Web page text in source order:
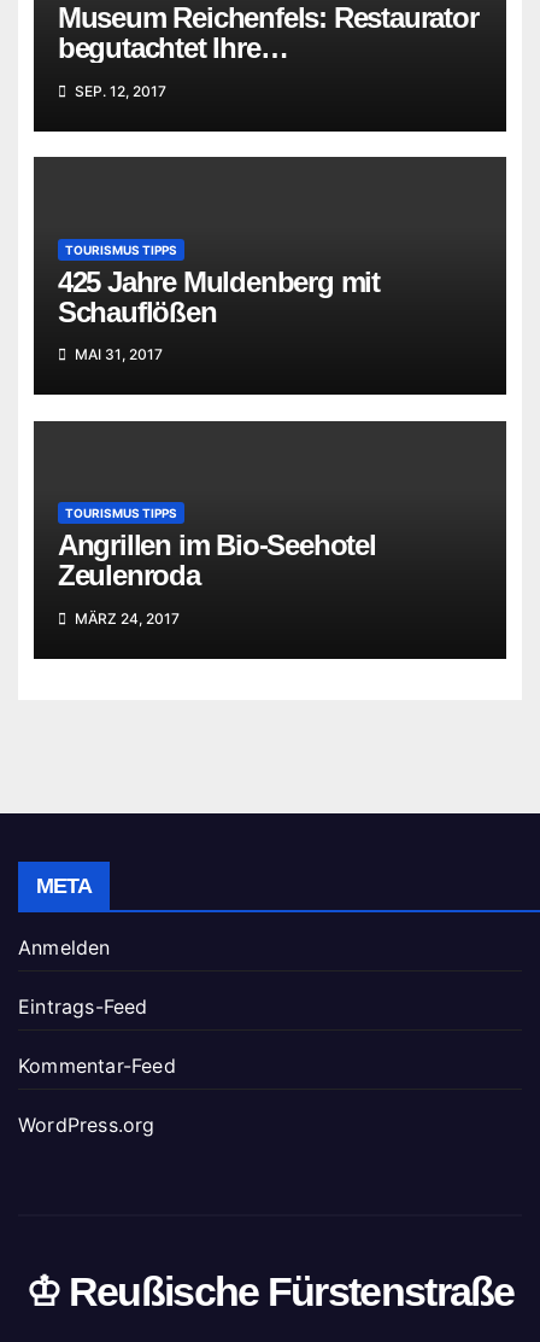
Museum Reichenfels: Restaurator
begutachtet Ihre
„Familienschätze“
SEP. 12, 2017
TOURISMUS TIPPS
425 Jahre Muldenberg mit
Schauflößen
MAI 31, 2017
TOURISMUS TIPPS
Angrillen im Bio-Seehotel
Zeulenroda
MÄRZ 24, 2017
META
Anmelden
Eintrags-Feed
Kommentar-Feed
WordPress.org
♔ Reußische Fürstenstraße